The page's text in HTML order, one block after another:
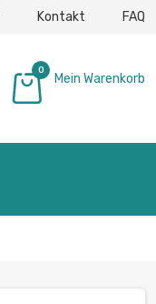
Kontakt FAQ
0
Mein Warenkorb